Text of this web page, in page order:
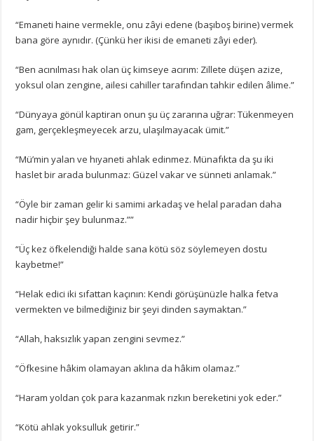
“Emaneti haine vermekle, onu zâyi edene (başıboş birine) vermek
bana göre aynıdır. (Çünkü her ikisi de emaneti zâyi eder).
“Ben acınılması hak olan üç kimseye acırım: Zillete düşen azize,
yoksul olan zengine, ailesi cahiller tarafından tahkir edilen âlime.”
“Dünyaya gönül kaptiran onun şu üç zararına uğrar: Tükenmeyen
gam, gerçekleşmeyecek arzu, ulaşılmayacak ümit.”
“Mü’min yalan ve hıyaneti ahlak edinmez. Münafıkta da şu iki
haslet bir arada bulunmaz: Güzel vakar ve sünneti anlamak.”
“Öyle bir zaman gelir ki samimi arkadaş ve helal paradan daha
nadir hiçbir şey bulunmaz.””
“Üç kez öfkelendiği halde sana kötü söz söylemeyen dostu
kaybetme!”
“Helak edici iki sıfattan kaçının: Kendi görüşünüzle halka fetva
vermekten ve bilmediğiniz bir şeyi dinden saymaktan.”
“Allah, haksızlık yapan zengini sevmez.”
“Öfkesine hâkim olamayan aklına da hâkim olamaz.”
“Haram yoldan çok para kazanmak rızkın bereketini yok eder.”
“Kötü ahlak yoksulluk getirir.”